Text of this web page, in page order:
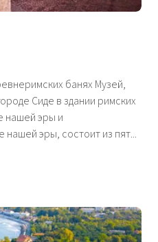
банях Музей,
Сиде в здании римских
нашей эры и
эры, состоит из пят...